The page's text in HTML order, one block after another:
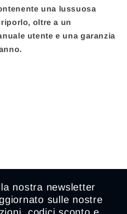
una lussuosa
oltre a un
utente e una garanzia
nostra newsletter
sulle nostre